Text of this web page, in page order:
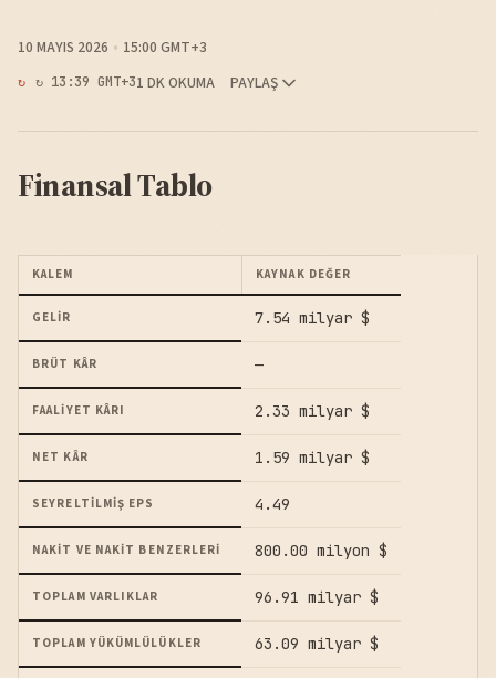
10 MAYIS 2026 15:00 GMT+3
↻ 13:39 GMT+31 DK OKUMA PAYLAŞ
Finansal Tablo
KALEM KAYNAK DEĞER
GELIR 7.54 milyar $
BRÜT KÂR —
FAALIYET KÂRI 2.33 milyar $
NET KÂR 1.59 milyar $
SEYRELTILMIŞ EPS 4.49
NAKIT VE NAKIT BENZERLERI 800.00 milyon $
TOPLAM VARLIKLAR 96.91 milyar $
TOPLAM YÜKÜMLÜLÜKLER 63.09 milyar $